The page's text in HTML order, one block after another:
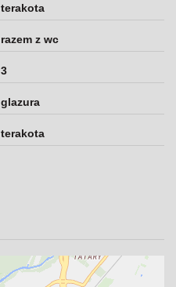
terakota
razem z wc
3
glazura
terakota